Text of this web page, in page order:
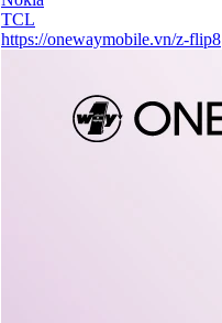
TCL
https://onewaymobile.vn/z-flip8